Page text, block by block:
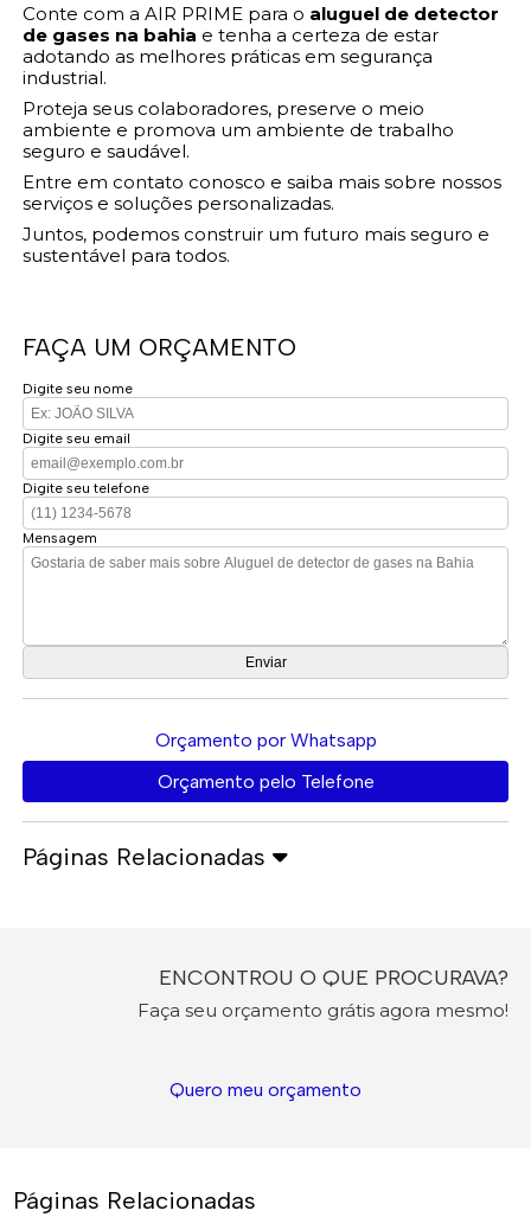
Conte com a AIR PRIME para o aluguel de detector
de gases na bahia e tenha a certeza de estar
adotando as melhores práticas em segurança
industrial.
Proteja seus colaboradores, preserve o meio
ambiente e promova um ambiente de trabalho
seguro e saudável.
Entre em contato conosco e saiba mais sobre nossos
serviços e soluções personalizadas.
Juntos, podemos construir um futuro mais seguro e
sustentável para todos.
FAÇA UM ORÇAMENTO
Digite seu nome
Digite seu email
Digite seu telefone
Mensagem
Orçamento por Whatsapp
Orçamento pelo Telefone
Páginas Relacionadas
ENCONTROU O QUE PROCURAVA?
Faça seu orçamento grátis agora mesmo!
Quero meu orçamento
Páginas Relacionadas